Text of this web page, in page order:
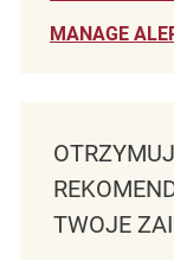
MANAGE
TWOJE